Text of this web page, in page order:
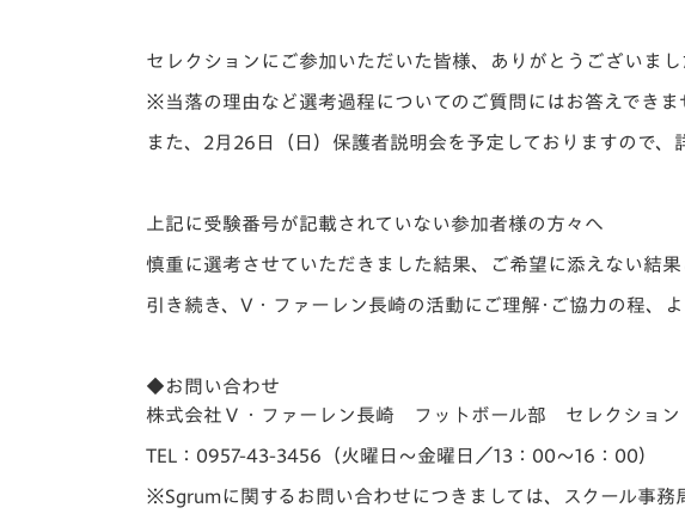
ホームタウン活動
セレクションにご参加いただいた皆様、ありがとうございまし
※当落の理由など選考過程についてのご質問にはお答えできま
また、2月26日（日）保護者説明会を予定しておりますので、
上記に受験番号が記載されていない参加者様の方々へ
慎重に選考させていただきました結果、ご希望に添えない結
引き続き、V・ファーレン長崎の活動にご理解･ご協力の程、よ
◆お問い合わせ
株式会社Ｖ・ファーレン長崎 フットボール部 セレクショ
TEL：0957-43-3456（火曜日～金曜日／13：00～16：00）
※Sgrumに関するお問い合わせにつきましては、スクール事務